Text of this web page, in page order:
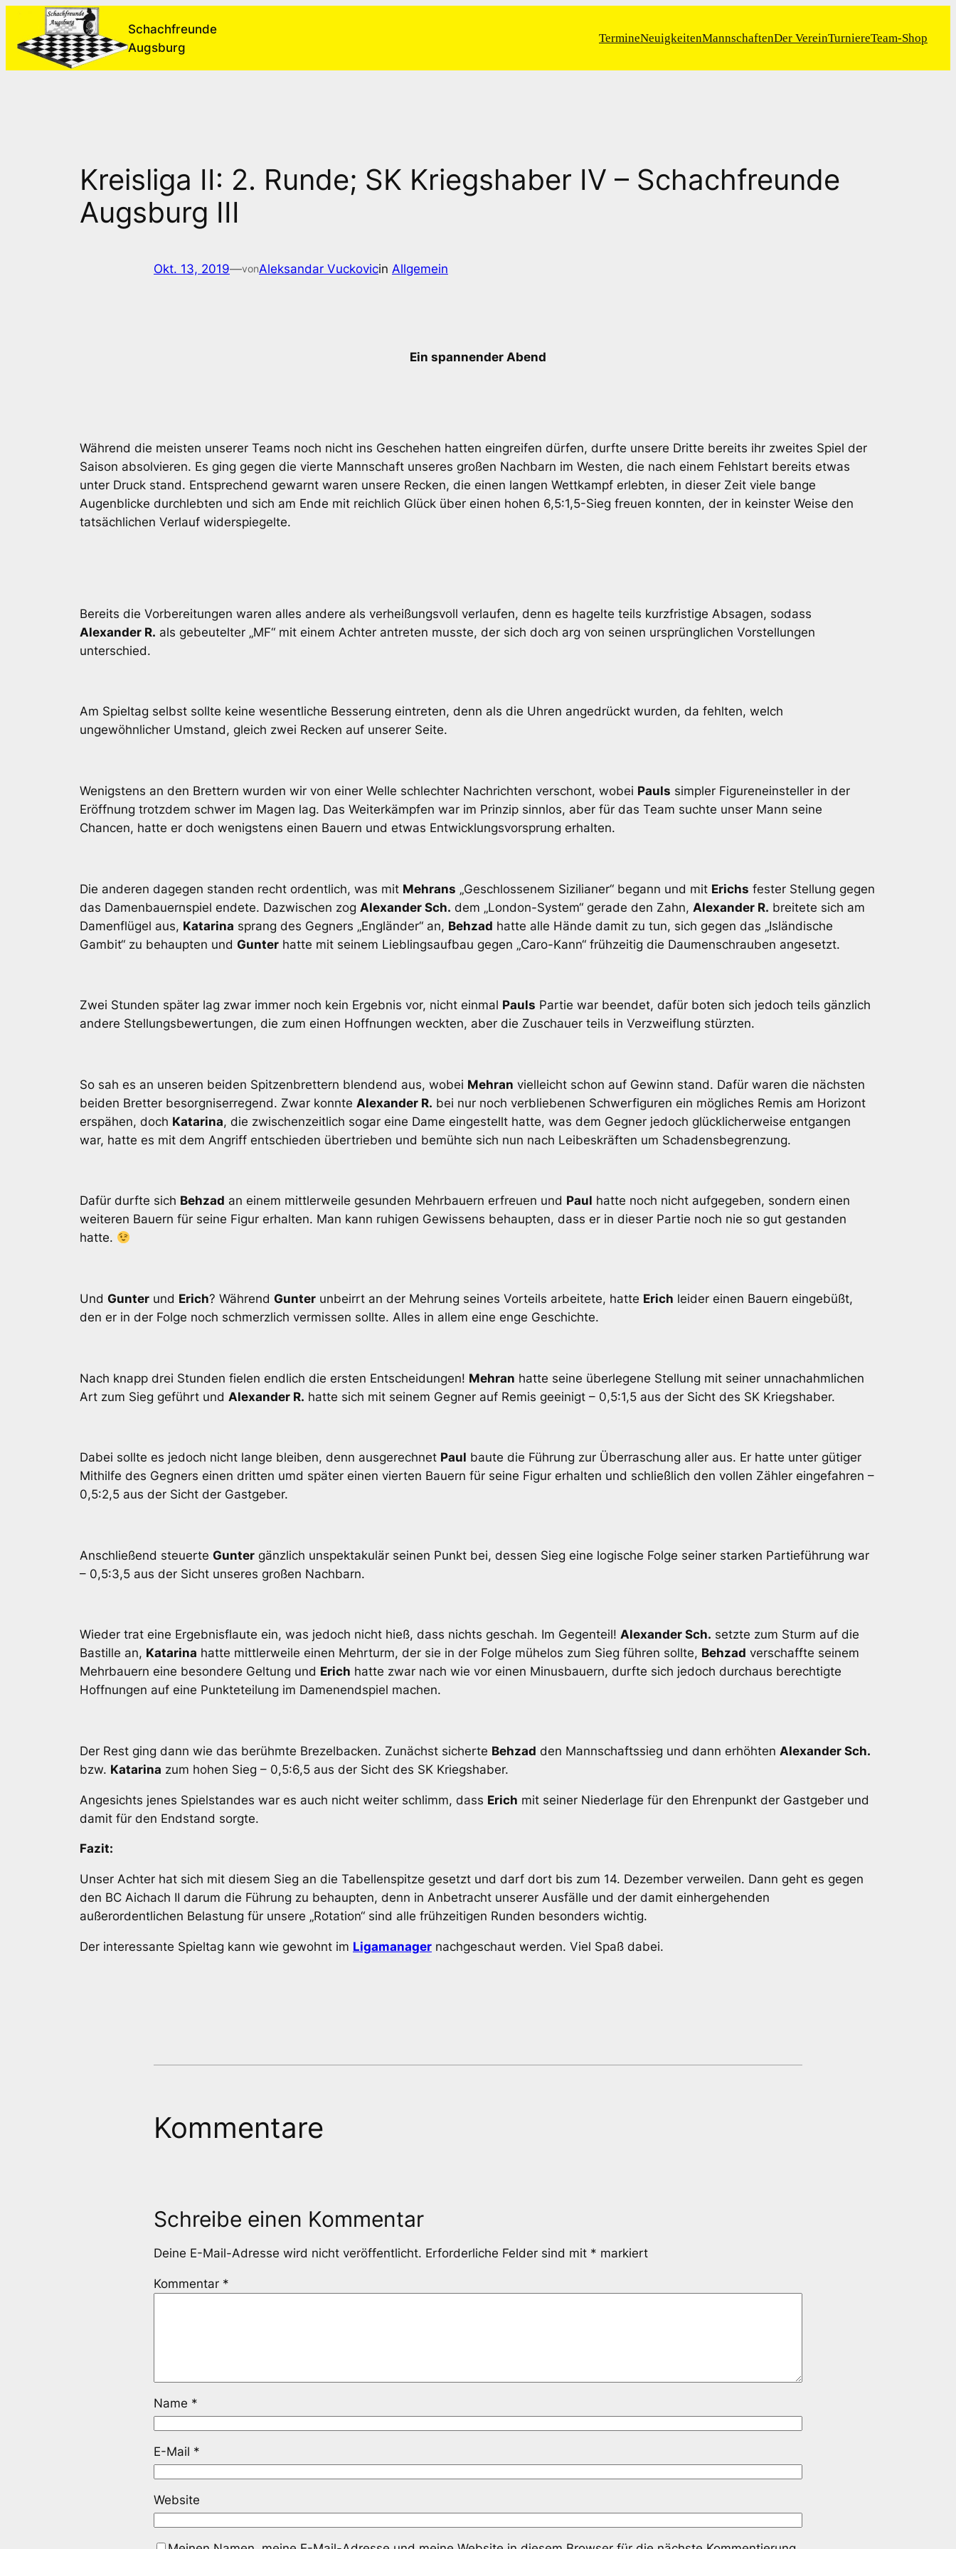
springen
Schachfreunde
Augsburg
TermineNeuigkeitenMannschaftenDer VereinTurniereTeam-Shop
Kreisliga II: 2. Runde; SK Kriegshaber IV – Schachfreunde
Augsburg III
Okt. 13, 2019—vonAleksandar Vuckovicin Allgemein
Ein spannender Abend
Während die meisten unserer Teams noch nicht ins Geschehen hatten eingreifen dürfen, durfte unsere Dritte bereits ihr zweites Spiel der
Saison absolvieren. Es ging gegen die vierte Mannschaft unseres großen Nachbarn im Westen, die nach einem Fehlstart bereits etwas
unter Druck stand. Entsprechend gewarnt waren unsere Recken, die einen langen Wettkampf erlebten, in dieser Zeit viele bange
Augenblicke durchlebten und sich am Ende mit reichlich Glück über einen hohen 6,5:1,5-Sieg freuen konnten, der in keinster Weise den
tatsächlichen Verlauf widerspiegelte.
Bereits die Vorbereitungen waren alles andere als verheißungsvoll verlaufen, denn es hagelte teils kurzfristige Absagen, sodass
Alexander R. als gebeutelter „MF“ mit einem Achter antreten musste, der sich doch arg von seinen ursprünglichen Vorstellungen
unterschied.
Am Spieltag selbst sollte keine wesentliche Besserung eintreten, denn als die Uhren angedrückt wurden, da fehlten, welch
ungewöhnlicher Umstand, gleich zwei Recken auf unserer Seite.
Wenigstens an den Brettern wurden wir von einer Welle schlechter Nachrichten verschont, wobei Pauls simpler Figureneinsteller in der
Eröffnung trotzdem schwer im Magen lag. Das Weiterkämpfen war im Prinzip sinnlos, aber für das Team suchte unser Mann seine
Chancen, hatte er doch wenigstens einen Bauern und etwas Entwicklungsvorsprung erhalten.
Die anderen dagegen standen recht ordentlich, was mit Mehrans „Geschlossenem Sizilianer“ begann und mit Erichs fester Stellung gegen
das Damenbauernspiel endete. Dazwischen zog Alexander Sch. dem „London-System“ gerade den Zahn, Alexander R. breitete sich am
Damenflügel aus, Katarina sprang des Gegners „Engländer“ an, Behzad hatte alle Hände damit zu tun, sich gegen das „Isländische
Gambit“ zu behaupten und Gunter hatte mit seinem Lieblingsaufbau gegen „Caro-Kann“ frühzeitig die Daumenschrauben angesetzt.
Zwei Stunden später lag zwar immer noch kein Ergebnis vor, nicht einmal Pauls Partie war beendet, dafür boten sich jedoch teils gänzlich
andere Stellungsbewertungen, die zum einen Hoffnungen weckten, aber die Zuschauer teils in Verzweiflung stürzten.
So sah es an unseren beiden Spitzenbrettern blendend aus, wobei Mehran vielleicht schon auf Gewinn stand. Dafür waren die nächsten
beiden Bretter besorgniserregend. Zwar konnte Alexander R. bei nur noch verbliebenen Schwerfiguren ein mögliches Remis am Horizont
erspähen, doch Katarina, die zwischenzeitlich sogar eine Dame eingestellt hatte, was dem Gegner jedoch glücklicherweise entgangen
war, hatte es mit dem Angriff entschieden übertrieben und bemühte sich nun nach Leibeskräften um Schadensbegrenzung.
Dafür durfte sich Behzad an einem mittlerweile gesunden Mehrbauern erfreuen und Paul hatte noch nicht aufgegeben, sondern einen
weiteren Bauern für seine Figur erhalten. Man kann ruhigen Gewissens behaupten, dass er in dieser Partie noch nie so gut gestanden
hatte.
Und Gunter und Erich? Während Gunter unbeirrt an der Mehrung seines Vorteils arbeitete, hatte Erich leider einen Bauern eingebüßt,
den er in der Folge noch schmerzlich vermissen sollte. Alles in allem eine enge Geschichte.
Nach knapp drei Stunden fielen endlich die ersten Entscheidungen! Mehran hatte seine überlegene Stellung mit seiner unnachahmlichen
Art zum Sieg geführt und Alexander R. hatte sich mit seinem Gegner auf Remis geeinigt – 0,5:1,5 aus der Sicht des SK Kriegshaber.
Dabei sollte es jedoch nicht lange bleiben, denn ausgerechnet Paul baute die Führung zur Überraschung aller aus. Er hatte unter gütiger
Mithilfe des Gegners einen dritten umd später einen vierten Bauern für seine Figur erhalten und schließlich den vollen Zähler eingefahren –
0,5:2,5 aus der Sicht der Gastgeber.
Anschließend steuerte Gunter gänzlich unspektakulär seinen Punkt bei, dessen Sieg eine logische Folge seiner starken Partieführung war
– 0,5:3,5 aus der Sicht unseres großen Nachbarn.
Wieder trat eine Ergebnisflaute ein, was jedoch nicht hieß, dass nichts geschah. Im Gegenteil! Alexander Sch. setzte zum Sturm auf die
Bastille an, Katarina hatte mittlerweile einen Mehrturm, der sie in der Folge mühelos zum Sieg führen sollte, Behzad verschaffte seinem
Mehrbauern eine besondere Geltung und Erich hatte zwar nach wie vor einen Minusbauern, durfte sich jedoch durchaus berechtigte
Hoffnungen auf eine Punkteteilung im Damenendspiel machen.
Der Rest ging dann wie das berühmte Brezelbacken. Zunächst sicherte Behzad den Mannschaftssieg und dann erhöhten Alexander Sch.
bzw. Katarina zum hohen Sieg – 0,5:6,5 aus der Sicht des SK Kriegshaber.
Angesichts jenes Spielstandes war es auch nicht weiter schlimm, dass Erich mit seiner Niederlage für den Ehrenpunkt der Gastgeber und
damit für den Endstand sorgte.
Fazit:
Unser Achter hat sich mit diesem Sieg an die Tabellenspitze gesetzt und darf dort bis zum 14. Dezember verweilen. Dann geht es gegen
den BC Aichach II darum die Führung zu behaupten, denn in Anbetracht unserer Ausfälle und der damit einhergehenden
außerordentlichen Belastung für unsere „Rotation“ sind alle frühzeitigen Runden besonders wichtig.
Der interessante Spieltag kann wie gewohnt im Ligamanager nachgeschaut werden. Viel Spaß dabei.
Kommentare
Schreibe einen Kommentar
Deine E-Mail-Adresse wird nicht veröffentlicht. Erforderliche Felder sind mit * markiert
Kommentar *
Name *
E-Mail *
Website